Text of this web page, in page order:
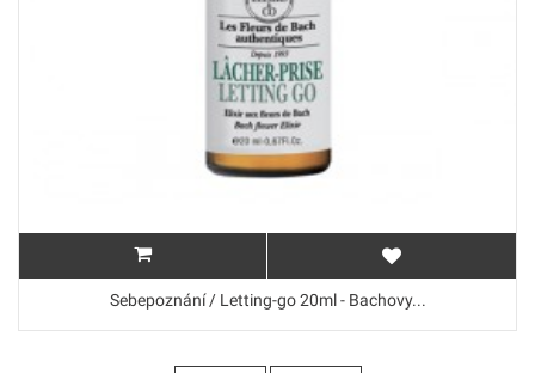
Sebepoznání / Letting-go 20ml - Bachovy...